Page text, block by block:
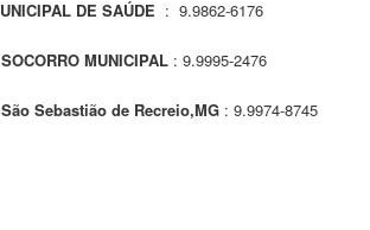
DE SAÚDE : 9.9862-6176
MUNICIPAL : 9.9995-2476
Sebastião de Recreio,MG : 9.9974-8745